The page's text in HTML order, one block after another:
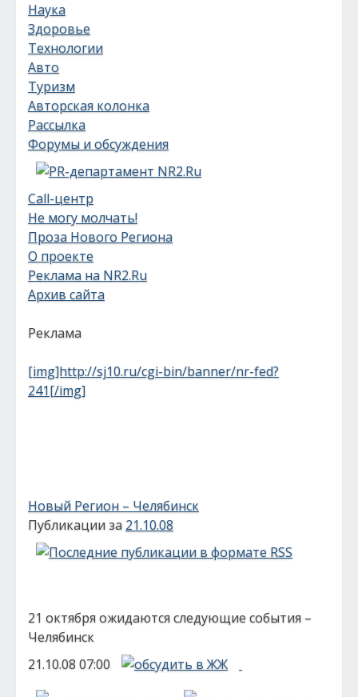
Наука
Здоровье
Технологии
Авто
Туризм
Авторская колонка
Рассылка
Форумы и обсуждения
Call-центр
Не могу молчать!
Проза Нового Региона
О проекте
Реклама на NR2.Ru
Архив сайта
Реклама
[img]http://sj10.ru/cgi-bin/banner/nr-fed?
241[/img]
Новый Регион – Челябинск
Публикации за 21.10.08
21 октября ожидаются следующие события –
Челябинск
21.10.08 07:00